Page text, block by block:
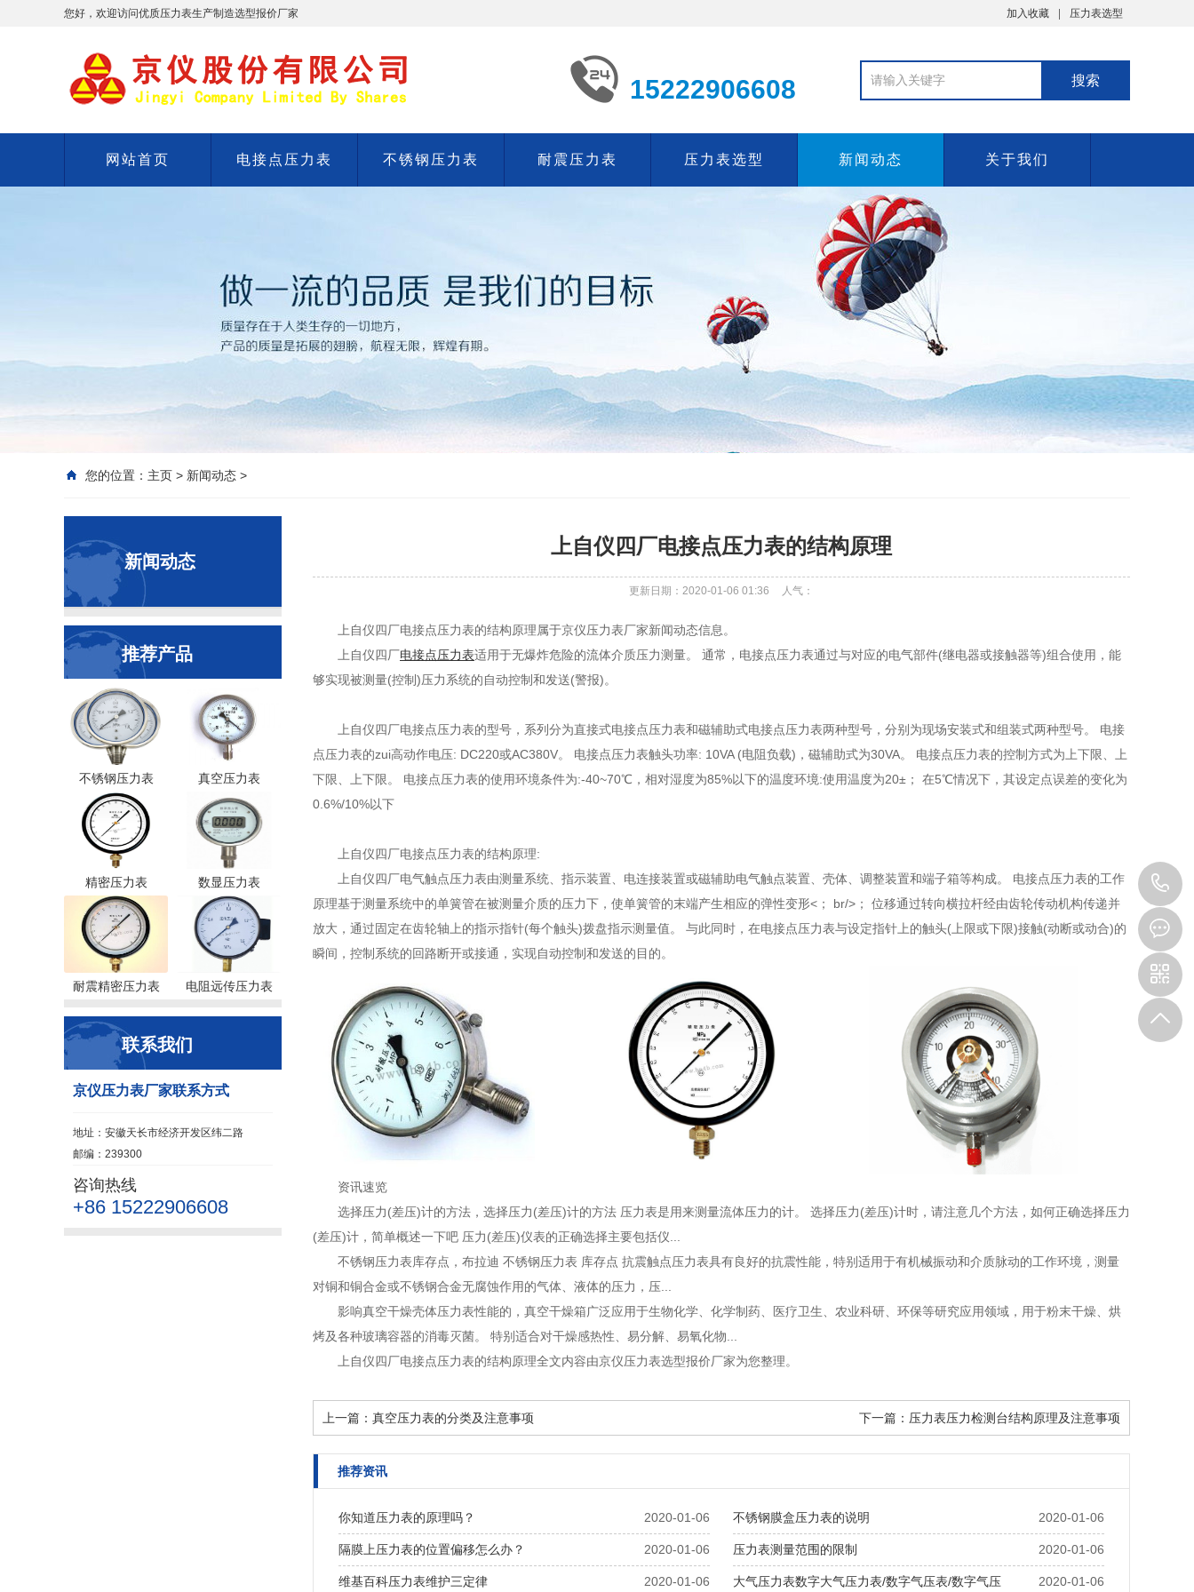
您好，欢迎访问优质压力表生产制造选型报价厂家 加入收藏 压力表选型
15222906608
网站首页 电接点压力表 不锈钢压力表 耐震压力表 压力表选型 新闻动态 关于我们
您的位置： 主页 > 新闻动态 >
新闻动态
推荐产品
不锈钢压力表 真空压力表
精密压力表 数显压力表
耐震精密压力表 电阻远传压力表
联系我们
京仪压力表厂家联系方式
地址：安徽天长市经济开发区纬二路
邮编：239300
咨询热线
+86 15222906608
上自仪四厂电接点压力表的结构原理
更新日期：2020-01-06 01:36 人气：
上自仪四厂电接点压力表的结构原理属于京仪压力表厂家新闻动态信息。
上自仪四厂电接点压力表适用于无爆炸危险的流体介质压力测量。 通常，电接点压力表通过与对应的电气部件(继电器或接触器等)组合使用，能
够实现被测量(控制)压力系统的自动控制和发送(警报)。
上自仪四厂电接点压力表的型号，系列分为直接式电接点压力表和磁辅助式电接点压力表两种型号，分别为现场安装式和组装式两种型号。 电接
点压力表的zui高动作电压: DC220或AC380V。 电接点压力表触头功率: 10VA (电阻负载)，磁辅助式为30VA。 电接点压力表的控制方式为上下限、上
下限、上下限。 电接点压力表的使用环境条件为:-40~70℃，相对湿度为85%以下的温度环境:使用温度为20±； 在5℃情况下，其设定点误差的变化为
0.6%/10%以下
上自仪四厂电接点压力表的结构原理:
上自仪四厂电气触点压力表由测量系统、指示装置、电连接装置或磁辅助电气触点装置、壳体、调整装置和端子箱等构成。 电接点压力表的工作
原理基于测量系统中的单簧管在被测量介质的压力下，使单簧管的末端产生相应的弹性变形<； br/>； 位移通过转向横拉杆经由齿轮传动机构传递并
放大，通过固定在齿轮轴上的指示指针(每个触头)拨盘指示测量值。 与此同时，在电接点压力表与设定指针上的触头(上限或下限)接触(动断或动合)的
瞬间，控制系统的回路断开或接通，实现自动控制和发送的目的。
资讯速览
选择压力(差压)计的方法 ，选择压力(差压)计的方法 压力表是用来测量流体压力的计。 选择压力(差压)计时，请注意几个方法，如何正确选择压力
(差压)计，简单概述一下吧 压力(差压)仪表的正确选择主要包括仪...
不锈钢压力表库存点 ，布拉迪 不锈钢压力表 库存点 抗震触点压力表具有良好的抗震性能，特别适用于有机械振动和介质脉动的工作环境，测量
对铜和铜合金或不锈钢合金无腐蚀作用的气体、液体的压力，压...
影响真空干燥壳体压力表性能的 ，真空干燥箱广泛应用于生物化学、化学制药、医疗卫生、农业科研、环保等研究应用领域，用于粉末干燥、烘
烤及各种玻璃容器的消毒灭菌。 特别适合对干燥感热性、易分解、易氧化物...
上自仪四厂电接点压力表的结构原理全文内容由京仪压力表选型报价厂家为您整理。
上一篇： 真空压力表的分类及注意事项 下一篇： 压力表压力检测台结构原理及注意事项
推荐资讯
2020-01-06
你知道压力表的原理吗？ 2020-01-06
不锈钢膜盒压力表的说明
2020-01-06
隔膜上压力表的位置偏移怎么办？ 2020-01-06
压力表测量范围的限制
2020-01-06
维基百科压力表维护三定律 2020-01-06
大气压力表数字大气压力表/数字气压表/数字气压